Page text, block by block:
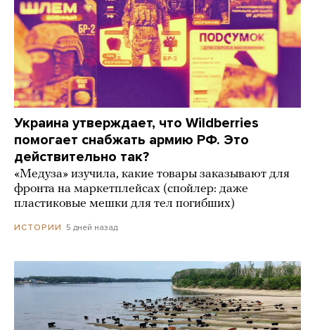
Украина утверждает, что Wildberries
помогает снабжать армию РФ. Это
действительно так?
«Медуза» изучила, какие товары заказывают для
фронта на маркетплейсах (спойлер: даже
пластиковые мешки для тел погибших)
ИСТОРИИ 5 дней назад